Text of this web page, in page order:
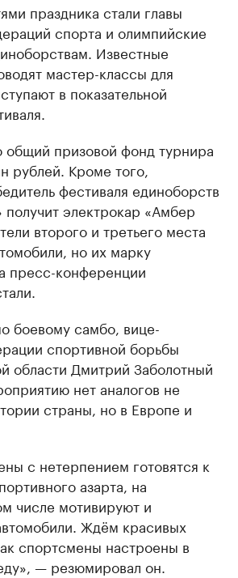
праздника стали главы
спорта и олимпийские
Известные
мастер-классы для
в показательной
общий призовой фонд турнира
рублей. Кроме того,
фестиваля единоборств
получит электрокар «Амбер
второго и третьего места
но их марку
пресс-конференции
боевому самбо, вице-
спортивной борьбы
области Дмитрий Заболотный
нет аналогов не
страны, но в Европе и
с нетерпением готовятся к
азарта, на
числе мотивируют и
Ждём красивых
спортсмены настроены в
— резюмировал он.